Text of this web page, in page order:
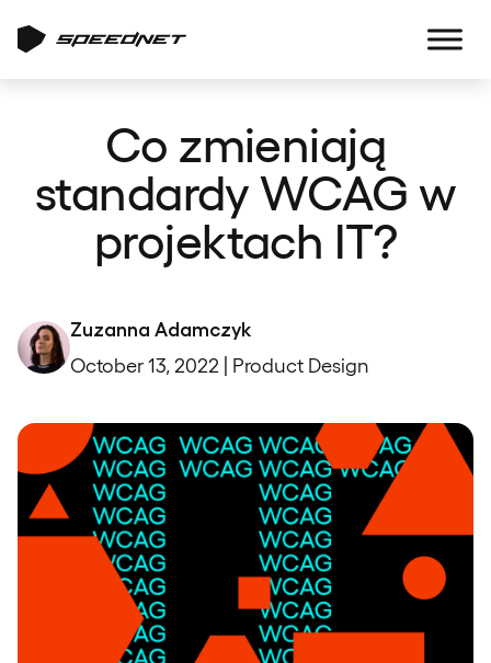
Co zmieniają
standardy WCAG w
projektach IT?
Zuzanna Adamczyk
October 13, 2022 | Product Design